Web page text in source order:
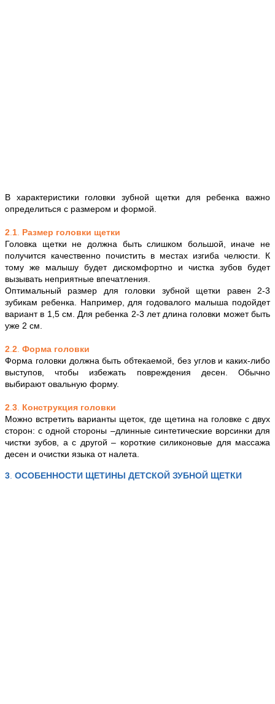
В характеристики головки зубной щетки для ребенка важно
определиться с размером и формой.
2 1 Размер головки щетки
Головка щетки не должна быть слишком большой, иначе не
получится качественно почистить в местах изгиба челюсти. К
тому же малышу будет дискомфортно и чистка зубов будет
вызывать неприятные впечатления.
Оптимальный размер для головки зубной щетки равен 2-3
зубикам ребенка. Например, для годовалого малыша подойдет
вариант в 1,5 см. Для ребенка 2-3 лет длина головки может быть
уже 2 см.
2 2 Форма головки
Форма головки должна быть обтекаемой, без углов и каких-либо
выступов, чтобы избежать повреждения десен. Обычно
выбирают овальную форму.
2 3 Конструкция головки
Можно встретить варианты щеток, где щетина на головке с двух
сторон: с одной стороны –длинные синтетические ворсинки для
чистки зубов, а с другой – короткие силиконовые для массажа
десен и очистки языка от налета.
3 ОСОБЕННОСТИ ЩЕТИНЫ ДЕТСКОЙ ЗУБНОЙ ЩЕТКИ